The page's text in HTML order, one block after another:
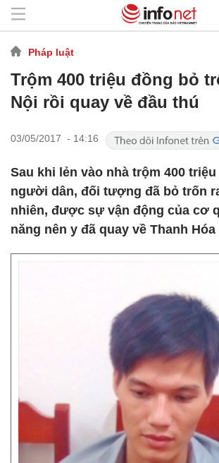
Pháp luật
Trộm 400 triệu đồng bỏ
Nội rồi quay về đầu thú
03/05/2017 - 14:16
Sau khi lẻn vào nhà trộm 400
người dân, đối tượng đã bỏ trốn
nhiên, được sự vận động của cơ
năng nên y đã quay về Thanh